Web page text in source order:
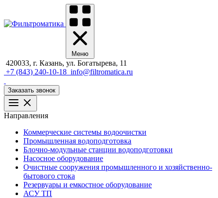
Меню
420033, г. Казань, ул. Богатырева, 11
+7 (843) 240-10-18 info@filtromatica.ru
Заказать звонок
Направления
Коммерческие системы водоочистки
Промышленная водоподготовка
Блочно-модульные станции водоподготовки
Насосное оборудование
Очистные сооружения промышленного и хозяйственно-
бытового стока
Резервуары и емкостное оборудование
АСУ ТП